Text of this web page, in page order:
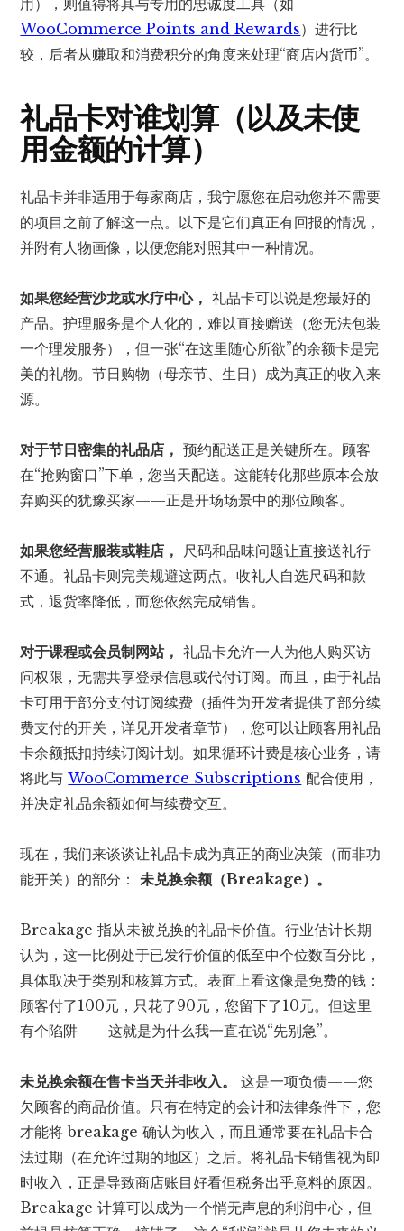
用），则值得将其与专用的忠诚度工具（如
WooCommerce Points and Rewards）进行比
较，后者从赚取和消费积分的角度来处理“商店内货币”。
礼品卡对谁划算（以及未使
用金额的计算）
礼品卡并非适用于每家商店，我宁愿您在启动您并不需要
的项目之前了解这一点。以下是它们真正有回报的情况，
并附有人物画像，以便您能对照其中一种情况。
如果您经营沙龙或水疗中心， 礼品卡可以说是您最好的
产品。护理服务是个人化的，难以直接赠送（您无法包装
一个理发服务），但一张“在这里随心所欲”的余额卡是完
美的礼物。节日购物（母亲节、生日）成为真正的收入来
源。
对于节日密集的礼品店， 预约配送正是关键所在。顾客
在“抢购窗口”下单，您当天配送。这能转化那些原本会放
弃购买的犹豫买家——正是开场场景中的那位顾客。
如果您经营服装或鞋店，
尺码和品味问题让直接送礼行
不通。礼品卡则完美规避这两点。收礼人自选尺码和款
式，退货率降低，而您依然完成销售。
对于课程或会员制网站， 礼品卡允许一人为他人购买访
问权限，无需共享登录信息或代付订阅。而且，由于礼品
卡可用于部分支付订阅续费（插件为开发者提供了部分续
费支付的开关，详见开发者章节），您可以让顾客用礼品
卡余额抵扣持续订阅计划。如果循环计费是核心业务，请
将此与WooCommerce Subscriptions 配合使用，
并决定礼品余额如何与续费交互。
现在，我们来谈谈让礼品卡成为真正的商业决策（而非功
能开关）的部分：未兑换余额（Breakage）。
Breakage 指从未被兑换的礼品卡价值。行业估计长期
认为，这一比例处于已发行价值的低至中个位数百分比，
具体取决于类别和核算方式。表面上看这像是免费的钱：
顾客付了100元，只花了90元，您留下了10元。但这里
有个陷阱——这就是为什么我一直在说“先别急”。
未兑换余额在售卡当天并非收入。
这是一项负债——您
欠顾客的商品价值。只有在特定的会计和法律条件下，您
才能将 breakage 确认为收入，而且通常要在礼品卡合
法过期（在允许过期的地区）之后。将礼品卡销售视为即
时收入，正是导致商店账目好看但税务出乎意料的原因。
Breakage 计算可以成为一个悄无声息的利润中心，但